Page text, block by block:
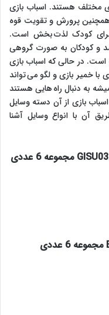
مختلف هستند. اسباب بازی
پرورش و تقویت قوه
کودک لذت بخش است.
و کودکان به صورت گروهی
در حالی که اسباب بازی
با خمیر بازی و لگو می تواند
به دنبال راه هایی هستند
بازی از آن دسته وسایل
آن با انواع وسایل آشنا